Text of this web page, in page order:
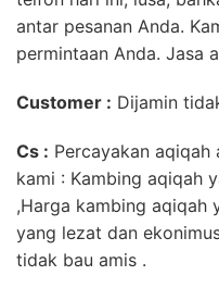
antar pesanan Anda.
permintaan Anda. Jasa
Customer : Dijamin
Cs : Percayakan aqiqah
kami : Kambing aqiqah
,Harga kambing aqiqah
yang lezat dan
tidak bau amis .